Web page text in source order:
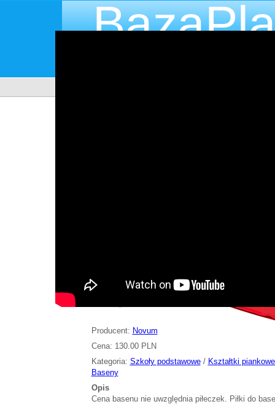
Producent: Novum
Cena: 130.00 PLN
Kategoria: Szkoły podstawowe/ Kształtki
Baseny
Opis
Cena basenu nie uwzględnia piłeczek. Piłki do